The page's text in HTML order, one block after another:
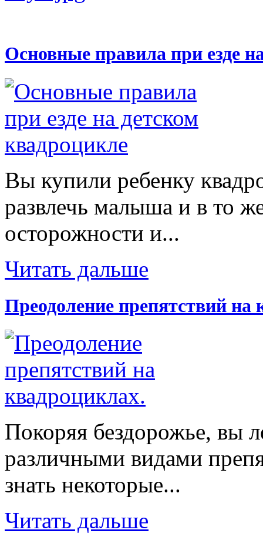
Основные правила при езде
Вы купили ребенку
развлечь малыша и в то
осторожности и...
Читать дальше
Преодоление препятствий на
Покоряя бездорожье, вы
различными видами
знать некоторые...
Читать дальше